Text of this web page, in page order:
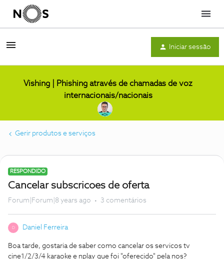
Menu
Iniciar sessão
Vishing | Phishing através de chamadas de voz
internacionais/nacionais
Gerir produtos e serviços
RESPONDIDO
Cancelar subscricoes de oferta
Forum|Forum|8 years ago 3 comentários
D Daniel Ferreira
Boa tarde, gostaria de saber como cancelar os servicos tv
cine1/2/3/4 karaoke e nplay que foi "oferecido" pela nos?